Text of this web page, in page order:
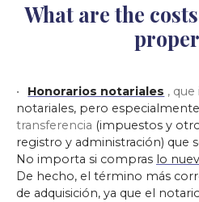
What are the
Honorarios notariales , que
notariales, pero
transferencia (impuestos y
registro y administración) que
No importa si compras lo
De hecho, el término más
de adquisición, ya que el